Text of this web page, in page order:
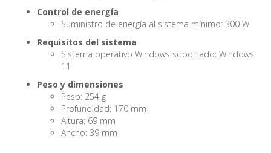
Control de energía
Suministro de energía al sistema mínimo: 300 W
Requisitos del sistema
Sistema operativo Windows soportado: Windows
11
Peso y dimensiones
Peso: 254 g
Profundidad: 170 mm
Altura: 69 mm
Ancho: 39 mm